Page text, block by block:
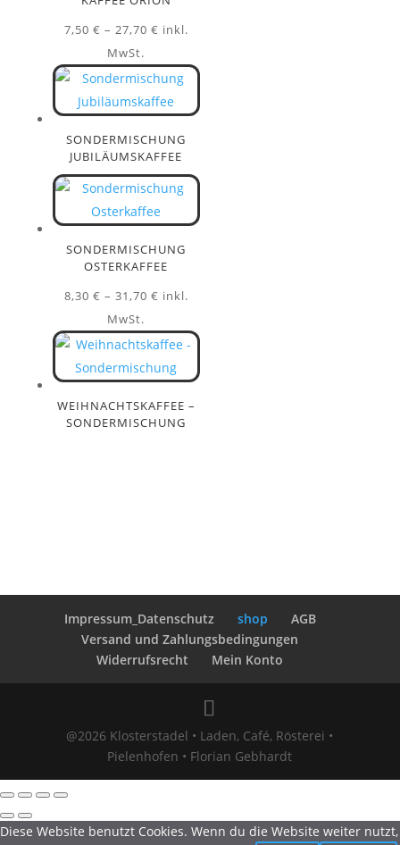
7,50 € – 27,70 € Preisspanne:
bis
27,70 €
inkl.
MwSt.
SONDERMISCHUNG
JUBILÄUMSKAFFEE
SONDERMISCHUNG
OSTERKAFFEE
8,30 € – 31,70 € Preisspanne:
bis
31,70 €
inkl.
MwSt.
WEIHNACHTSKAFFEE –
SONDERMISCHUNG
Impressum_Datenschutz shop
AGB
Versand und Zahlungsbedingungen
Widerrufsrecht
Mein Konto
@2026 Klosterstadel • Laden, Café, Rösterei •
Pielenhofen • Florian Gebhardt
Diese Website benutzt Cookies. Wenn du die Website weiter nutzt,